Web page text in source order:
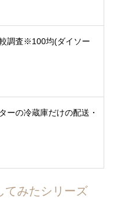
調査※100均(ダイソー
ーの冷蔵庫だけの配送・
てみたシリーズ